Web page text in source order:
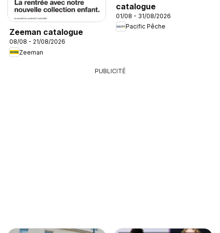
Zeeman catalogue
08/08 - 21/08/2026
Zeeman
catalogue
01/08 - 31/08/2026
Pacific Pêche
PUBLICITÉ